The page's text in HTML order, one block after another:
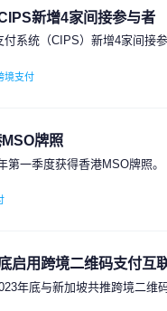
新增4家间接参与者
系统（CIPS）新增4家间接
境支付
牌照
第一季度获得香港MSO牌照。
启用跨境二维码支付互
年底与新加坡共推跨境二维